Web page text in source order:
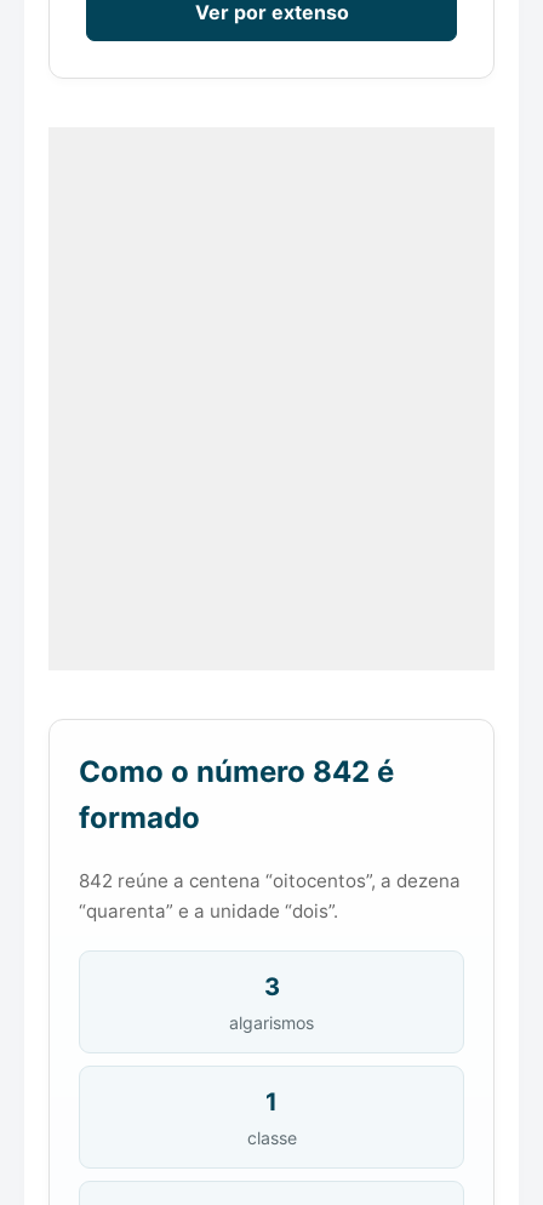
Ver por extenso
Como o número 842 é
formado
842 reúne a centena “oitocentos”, a dezena
“quarenta” e a unidade “dois”.
3
algarismos
1
classe